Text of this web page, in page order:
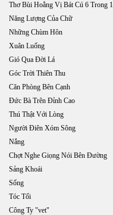
Thơ Bùi Hoằng Vị Bát Cú 6 Trong 1
Năng Lượng Của Chữ
Những Chùm Hôn
Xuân Luống
Gió Qua Đời Lá
Góc Trời Thiên Thu
Căn Phòng Bên Cạnh
Đức Bà Trên Đỉnh Cao
Thú Thật Với Lòng
Người Điên Xóm Sông
Nắng
Chợt Nghe Giọng Nói Bên Đường
Sảng Khoái
Sống
Tóc Tối
Công Ty "vet"